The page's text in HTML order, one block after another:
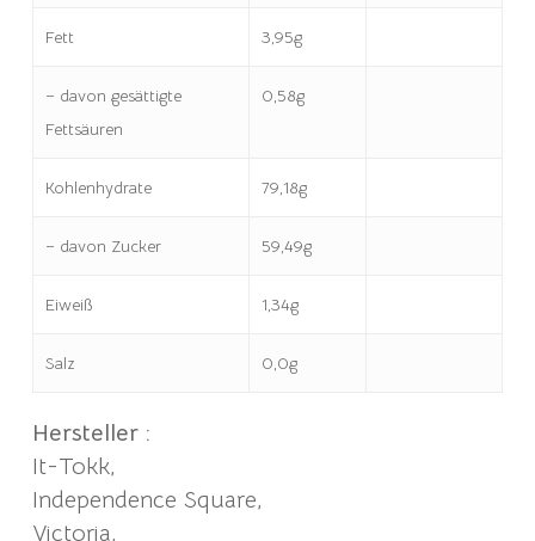
Fett 3,95g
– davon gesättigte
Fettsäuren
0,58g
Kohlenhydrate 79,18g
– davon Zucker 59,49g
Eiweiß 1,34g
Salz 0,0g
Hersteller :
It-Tokk,
Independence Square,
Victoria,